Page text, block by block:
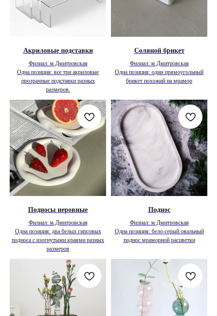
Акриловые подставки
Филиал: м.Дмитровская
Одна позиция: все три акриловые
прозрачные подставки разных
размеров.
Соляной брикет
Филиал: м.Дмитровская
Одна позиция: один прямоугольный
брикет похожий на мрамор
Подносы неровные
Филиал: м.Дмитровская
Одна позиция: два белых гипсовых
подноса с изогнутыми краями разных
размеров
Поднос
Филиал: м.Дмитровская
Одна позиция: бело-серый овальный
поднос мраморной расцветки